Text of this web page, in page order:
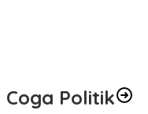
Coga Politik